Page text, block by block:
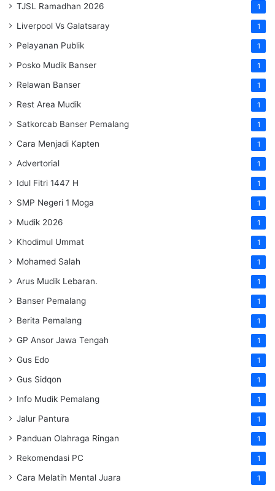
TJSL Ramadhan 2026 1
Liverpool Vs Galatsaray 1
Pelayanan Publik 1
Posko Mudik Banser 1
Relawan Banser 1
Rest Area Mudik 1
Satkorcab Banser Pemalang 1
Cara Menjadi Kapten 1
Advertorial 1
Idul Fitri 1447 H 1
SMP Negeri 1 Moga 1
Mudik 2026 1
Khodimul Ummat 1
Mohamed Salah 1
Arus Mudik Lebaran. 1
Banser Pemalang 1
Berita Pemalang 1
GP Ansor Jawa Tengah 1
Gus Edo 1
Gus Sidqon 1
Info Mudik Pemalang 1
Jalur Pantura 1
Panduan Olahraga Ringan 1
Rekomendasi PC 1
Cara Melatih Mental Juara 1